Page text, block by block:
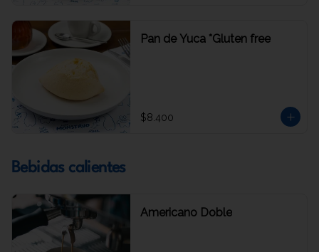
Pan de Yuca *Gluten free
$8.400
Bebidas calientes
Americano Doble